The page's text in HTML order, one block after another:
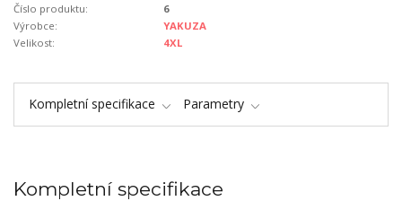
Číslo produktu:
6
Výrobce:
YAKUZA
Velikost:
4XL
Kompletní specifikace Parametry
Kompletní specifikace